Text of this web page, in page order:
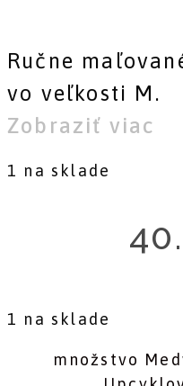
Ručne
vo veľkosti M.
Zobraziť viac
1 na sklade
1 na sklade
množstvo